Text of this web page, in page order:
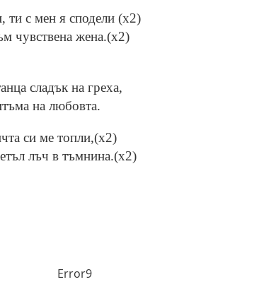
ти с мен я сподели (x2)
чувствена жена.(x2)
сладък на греха,
на любовта.
си ме топли,(x2)
лъч в тъмнина.(x2)
Error9